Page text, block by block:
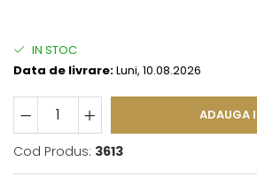
IN STOC
Data de livrare:Luni, 10.08.2026
ADAUGA
Cod Produs: 3613